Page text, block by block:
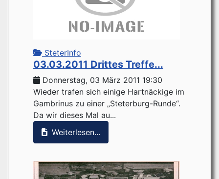
SteterInfo
03.03.2011 Drittes Treffe...
Donnerstag, 03 März 2011 19:30
Wieder trafen sich einige Hartnäckige im
Gambrinus zu einer „Steterburg-Runde“.
Da wir dieses Mal au...
Weiterlesen...